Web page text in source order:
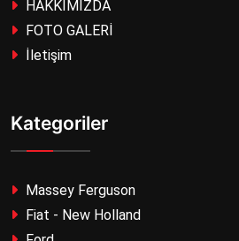
HAKKIMIZDA
FOTO GALERİ
İletişim
Kategoriler
Massey Ferguson
Fiat - New Holland